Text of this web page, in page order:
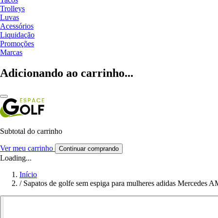
Trolleys
Luvas
Acessórios
Liquidação
Promoções
Marcas
Adicionando ao carrinho...
Subtotal do carrinho
Ver meu carrinho Continuar comprando
Loading...
Início
/ Sapatos de golfe sem espiga para mulheres adidas Mercedes